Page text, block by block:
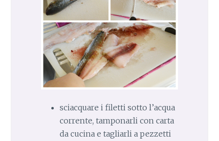
sciacquare i filetti sotto l’acqua
corrente, tamponarli con carta
da cucina e tagliarli a pezzetti